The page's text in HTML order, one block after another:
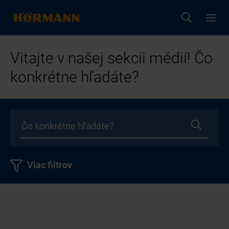
Vitajte v našej sekcii médií! Čo
konkrétne hľadáte?
Viac filtrov